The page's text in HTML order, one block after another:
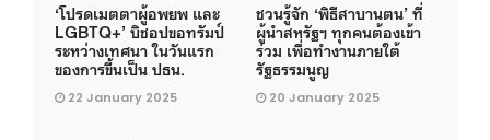
‘โปรดเมตตาผู้อพยพ และ
LGBTQ+’ บิชอปขอทรัมป์
ระหว่างเทศนา ในวันแรก
ของการขึ้นเป็น ปธน.
22 January 2025
ชวนรู้จัก ‘พิธีสาบานตน’ ที่
ผู้นำสหรัฐฯ ทุกคนต้องเข้า
ร่วม เพื่อทำงานภายใต้
รัฐธรรมนูญ
20 January 2025